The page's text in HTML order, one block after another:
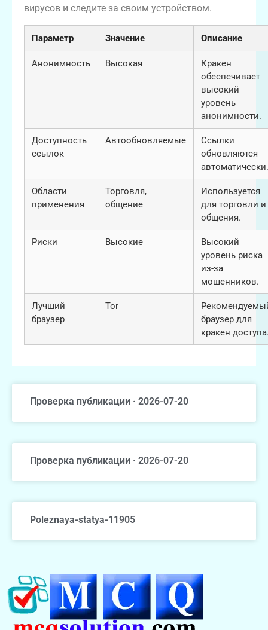
вирусов и следите за своим устройством.
Параметр Значение Описание
Анонимность Высокая
Кракен
обеспечивает
высокий
уровень
анонимности.
Доступность
ссылок
Автообновляемые
Ссылки
обновляются
автоматически.
Области
применения
Торговля,
общение
Используется
для торговли и
общения.
Риски Высокие
Высокий
уровень риска
из-за
мошенников.
Лучший
браузер
Tor
браузер для
кракен
Проверка публикации · 2026-07-20
Проверка публикации · 2026-07-20
Poleznaya-statya-11905